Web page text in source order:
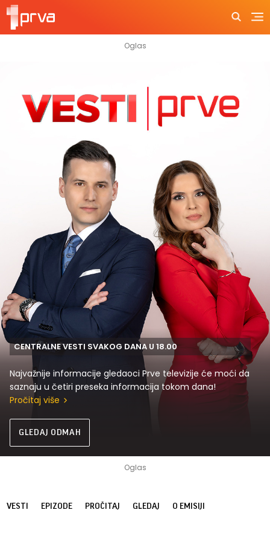
CENTRALNE VESTI SVAKOG DANA U 18.00
Najvažnije informacije gledaoci Prve televizije će moći da
saznaju u četiri preseka informacija tokom dana!
Pročitaj više
GLEDAJ ODMAH
VESTI EPIZODE PROČITAJ GLEDAJ O EMISIJI